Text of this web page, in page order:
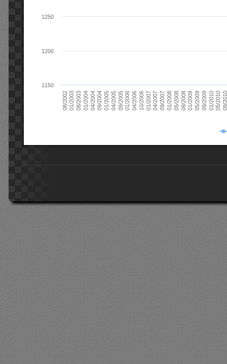
08/200201/200308/200301/200404/200409/200401/200504/200509/200501/200604/200610/200601/200704/200709/200701/200805/200809/200801/200905/200909/200901/201005/201009/
1150
1200
1250